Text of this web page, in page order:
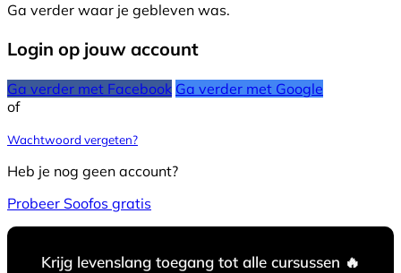
Ga verder waar je gebleven was.
Login op jouw account
Ga verder met Facebook Ga verder met Google
of
Wachtwoord vergeten?
Heb je nog geen account?
Probeer Soofos gratis
Krijg levenslang toegang tot alle cursussen 🔥